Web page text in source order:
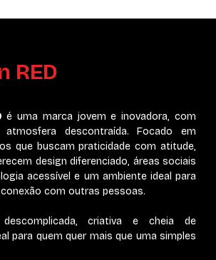
RED
é uma marca jovem e inovadora, com
descontraída. Focado em
que buscam praticidade com atitude,
design diferenciado, áreas sociais
acessível e um ambiente ideal para
com outras pessoas.
criativa e cheia de
para quem quer mais que uma simples